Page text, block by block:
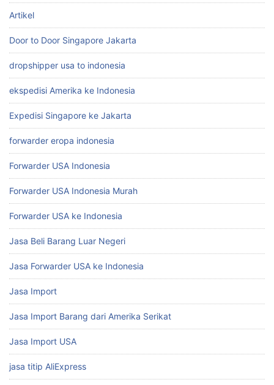
Artikel
Door to Door Singapore Jakarta
dropshipper usa to indonesia
ekspedisi Amerika ke Indonesia
Expedisi Singapore ke Jakarta
forwarder eropa indonesia
Forwarder USA Indonesia
Forwarder USA Indonesia Murah
Forwarder USA ke Indonesia
Jasa Beli Barang Luar Negeri
Jasa Forwarder USA ke Indonesia
Jasa Import
Jasa Import Barang dari Amerika Serikat
Jasa Import USA
jasa titip AliExpress